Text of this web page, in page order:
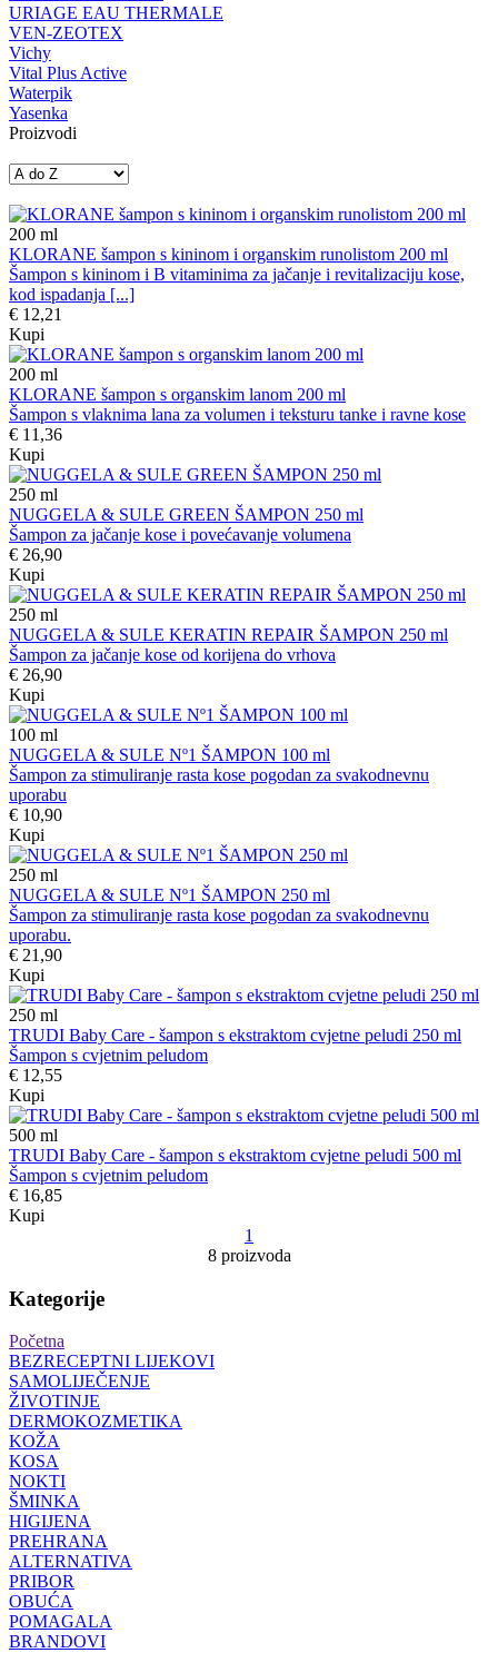
URIAGE EAU THERMALE
VEN-ZEOTEX
Vichy
Vital Plus Active
Waterpik
Yasenka
Proizvodi
200 ml
KLORANE šampon s kininom i organskim runolistom 200 ml
Šampon s kininom i B vitaminima za jačanje i revitalizaciju kose,
kod ispadanja [...]
€ 12,21
Kupi
200 ml
KLORANE šampon s organskim lanom 200 ml
Šampon s vlaknima lana za volumen i teksturu tanke i ravne kose
€ 11,36
Kupi
250 ml
NUGGELA & SULE GREEN ŠAMPON 250 ml
Šampon za jačanje kose i povećavanje volumena
€ 26,90
Kupi
250 ml
NUGGELA & SULE KERATIN REPAIR ŠAMPON 250 ml
Šampon za jačanje kose od korijena do vrhova
€ 26,90
Kupi
100 ml
NUGGELA & SULE Nº1 ŠAMPON 100 ml
Šampon za stimuliranje rasta kose pogodan za svakodnevnu
uporabu
€ 10,90
Kupi
250 ml
NUGGELA & SULE Nº1 ŠAMPON 250 ml
Šampon za stimuliranje rasta kose pogodan za svakodnevnu
uporabu.
€ 21,90
Kupi
250 ml
TRUDI Baby Care - šampon s ekstraktom cvjetne peludi 250 ml
Šampon s cvjetnim peludom
€ 12,55
Kupi
500 ml
TRUDI Baby Care - šampon s ekstraktom cvjetne peludi 500 ml
Šampon s cvjetnim peludom
€ 16,85
Kupi
1
8 proizvoda
Kategorije
Početna
BEZRECEPTNI LIJEKOVI
SAMOLIJEČENJE
ŽIVOTINJE
DERMOKOZMETIKA
KOŽA
KOSA
NOKTI
ŠMINKA
HIGIJENA
PREHRANA
ALTERNATIVA
PRIBOR
OBUĆA
POMAGALA
BRANDOVI